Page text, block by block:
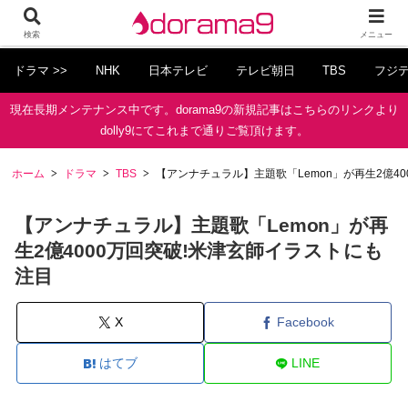
ドラマ >> NHK 日本テレビ テレビ朝日 TBS フジ
現在長期メンテナンス中です。dorama9の新規記事はこちらのリンクより
dolly9にてこれまで通りご覧頂けます。
ホーム ドラマ TBS 【アンナチュラル】主題歌「Lemon」が再生2億
【アンナチュラル】主題歌「Lemon」が再
生2億4000万回突破!米津玄師イラストにも
注目
X Facebook
はてブ LINE
検索 メニュー